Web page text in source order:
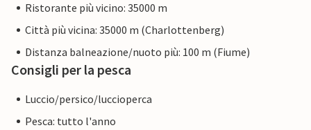
Ristorante più vicino: 35000 m
Città più vicina: 35000 m (Charlottenberg)
Distanza balneazione/nuoto più: 100 m (Fiume)
Consigli per la pesca
Luccio/persico/luccioperca
Pesca: tutto l'anno